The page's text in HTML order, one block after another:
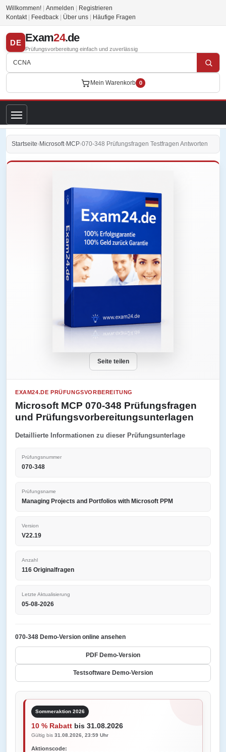
Willkommen! Anmelden
Registrieren
Kontakt
Feedback Über uns Häufige Fragen
DE Exam24.de
Prüfungsvorbereitung einfach und zuverlässig
Mein Warenkorb 0
Startseite›Microsoft›MCP›070-348 Prüfungsfragen Testfragen Antworten
Seite teilen
EXAM24.DE PRÜFUNGSVORBEREITUNG
Microsoft MCP 070-348 Prüfungsfragen
und Prüfungsvorbereitungsunterlagen
Detaillierte Informationen zu dieser Prüfungsunterlage
Prüfungsnummer
070-348
Prüfungsname
Managing Projects and Portfolios with Microsoft PPM
Version
V22.19
Anzahl
116 Originalfragen
Letzte Aktualisierung
05-08-2026
070-348 Demo-Version online ansehen
PDF Demo-Version
Testsoftware Demo-Version
Sommeraktion 2026
10 % Rabatt bis 31.08.2026
Gültig bis 31.08.2026, 23:59 Uhr
Aktionscode: